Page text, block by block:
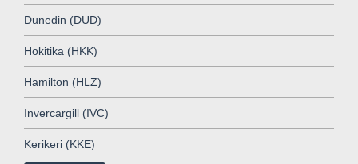
Dunedin (DUD)
Hokitika (HKK)
Hamilton (HLZ)
Invercargill (IVC)
Kerikeri (KKE)